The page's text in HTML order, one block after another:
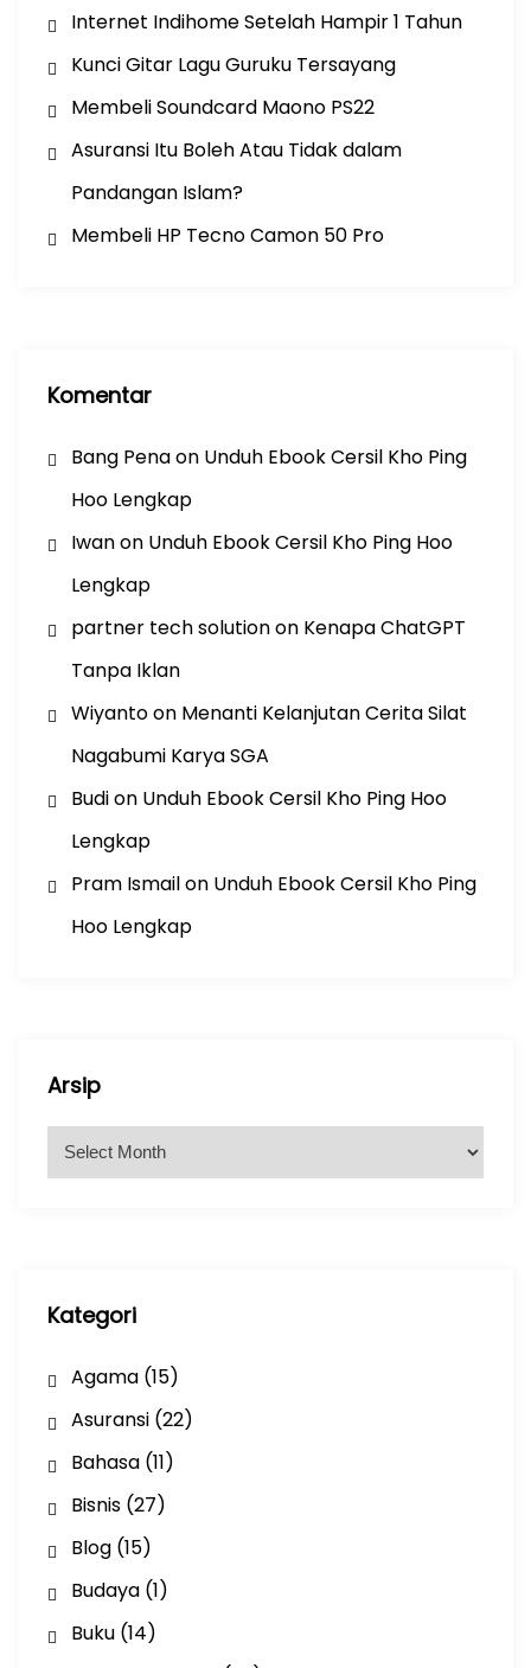
Internet Indihome Setelah Hampir 1 Tahun
Kunci Gitar Lagu Guruku Tersayang
Membeli Soundcard Maono PS22
Asuransi Itu Boleh Atau Tidak dalam
Pandangan Islam?
Membeli HP Tecno Camon 50 Pro
Komentar
Bang Penaon Unduh Ebook Cersil Kho Ping
Hoo Lengkap
Iwanon Unduh Ebook Cersil Kho Ping Hoo
Lengkap
partner tech solutionon Kenapa ChatGPT
Tanpa Iklan
Wiyantoon Menanti Kelanjutan Cerita Silat
Nagabumi Karya SGA
Budion Unduh Ebook Cersil Kho Ping Hoo
Lengkap
Pram Ismailon Unduh Ebook Cersil Kho Ping
Hoo Lengkap
Arsip
Kategori
Agama(15)
Asuransi(22)
Bahasa(11)
Bisnis(27)
Blog(15)
Budaya(1)
Buku(14)